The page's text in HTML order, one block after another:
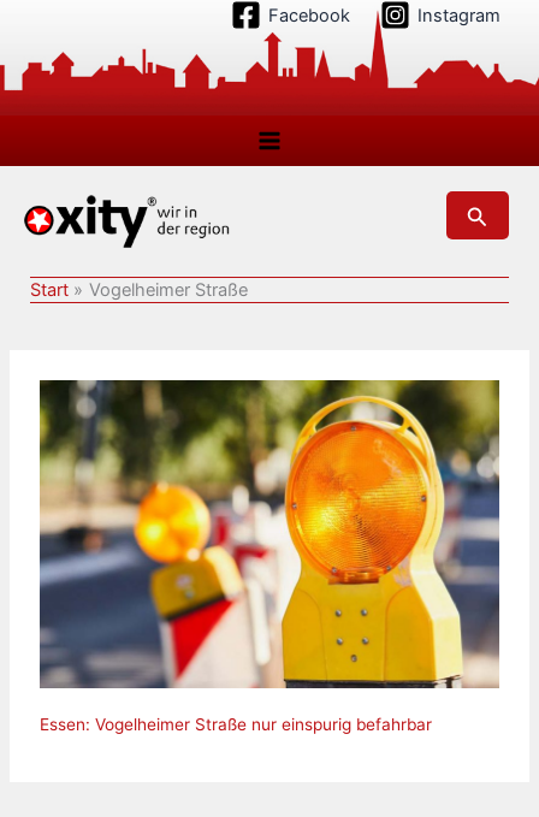
springen
Facebook Instagram
Suchen
Start Vogelheimer Straße
Essen: Vogelheimer Straße nur einspurig befahrbar